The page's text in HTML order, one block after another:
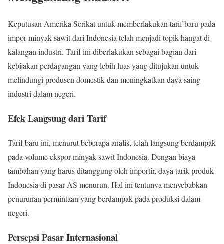
Keputusan Amerika Serikat untuk memberlakukan tarif baru pada
impor minyak sawit dari Indonesia telah menjadi topik hangat di
kalangan industri. Tarif ini diberlakukan sebagai bagian dari
kebijakan perdagangan yang lebih luas yang ditujukan untuk
melindungi produsen domestik dan meningkatkan daya saing
industri dalam negeri.
Efek Langsung dari Tarif
Tarif baru ini, menurut beberapa analis, telah langsung berdampak
pada volume ekspor minyak sawit Indonesia. Dengan biaya
tambahan yang harus ditanggung oleh importir, daya tarik produk
Indonesia di pasar AS menurun. Hal ini tentunya menyebabkan
penurunan permintaan yang berdampak pada produksi dalam
negeri.
Persepsi Pasar Internasional